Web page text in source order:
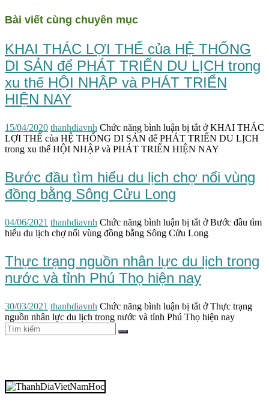
Bài viết cùng chuyên mục
KHAI THÁC LỢI THẾ của HỆ THỐNG
DI SẢN để PHÁT TRIỂN DU LỊCH trong
xu thế HỘI NHẬP và PHÁT TRIỂN
HIỆN NAY
15/04/2020 thanhdiavnh Chức năng bình luận bị tắt ở KHAI THÁC
LỢI THẾ của HỆ THỐNG DI SẢN để PHÁT TRIỂN DU LỊCH
trong xu thế HỘI NHẬP và PHÁT TRIỂN HIỆN NAY
Bước đầu tìm hiểu du lịch chợ nổi vùng
đồng bằng Sông Cửu Long
04/06/2021 thanhdiavnh Chức năng bình luận bị tắt ở Bước đầu tìm
hiểu du lịch chợ nổi vùng đồng bằng Sông Cửu Long
Thực trạng nguồn nhân lực du lịch trong
nước và tỉnh Phú Thọ hiện nay
30/03/2021 thanhdiavnh Chức năng bình luận bị tắt ở Thực trạng
nguồn nhân lực du lịch trong nước và tỉnh Phú Thọ hiện nay